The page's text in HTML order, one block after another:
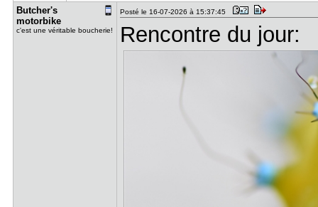
Butcher's ​
motorbike
c'est une véritable boucherie!
Posté le 16-07-2026 à 15:37:45
Rencontre du jour: